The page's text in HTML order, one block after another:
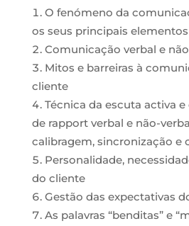
O fenómeno da
os seus principais elementos
Comunicação verbal e
Mitos e barreiras à
cliente
Técnica da escuta activa
de rapport verbal e não-
calibragem, sincronização e
Personalidade,
do cliente
Gestão das expectativas
As palavras “benditas” e